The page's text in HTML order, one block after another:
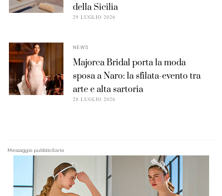
della Sicilia
29 LUGLIO 2026
NEWS
Majorca Bridal porta la moda
sposa a Naro: la sfilata-evento tra
arte e alta sartoria
28 LUGLIO 2026
Messaggio pubblicitario